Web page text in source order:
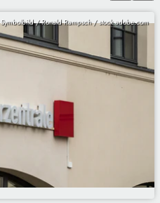
Symbolbild / Ronald Rampsch / stock.adobe.com